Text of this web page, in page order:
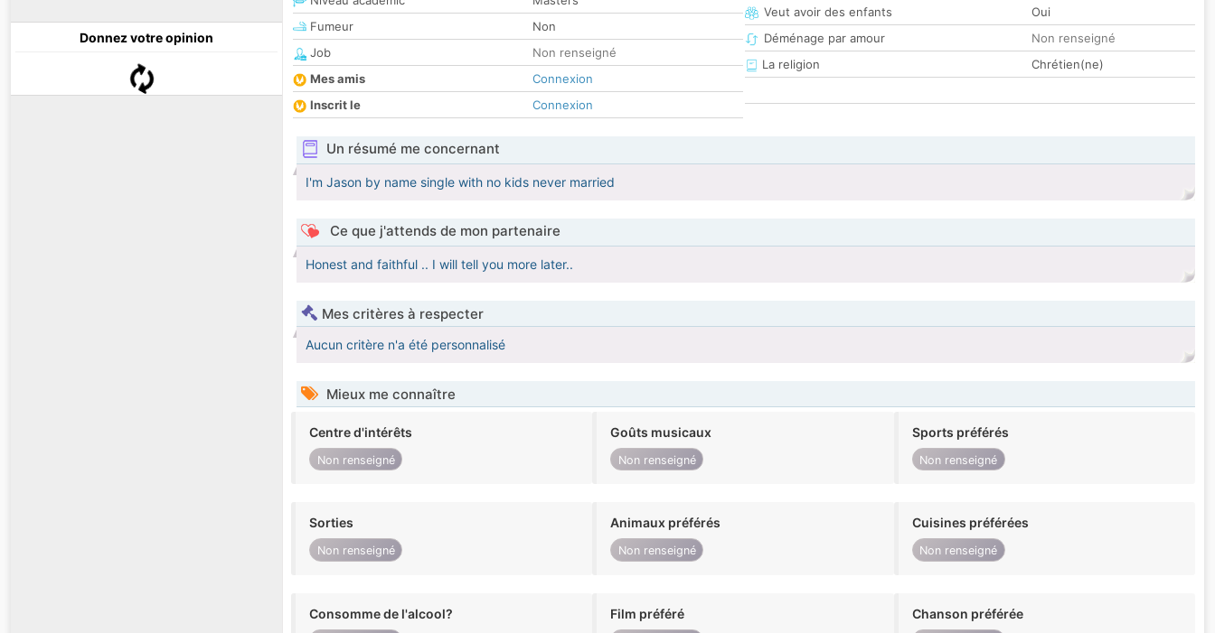
Donnez votre opinion
Fumeur
Non
Job
Non renseigné
Mes amis
Connexion
Inscrit le
Connexion
Veut avoir des enfants
Oui
Déménage par amour
Non renseigné
La religion
Chrétien(ne)
Un résumé me concernant
I'm Jason by name single with no kids never married
Ce que j'attends de mon partenaire
Honest and faithful .. I will tell you more later..
Mes critères à respecter
Aucun critère n'a été personnalisé
Mieux me connaître
Centre d'intérêts
Non renseigné
Goûts musicaux
Non renseigné
Sports préférés
Non renseigné
Sorties
Non renseigné
Animaux préférés
Non renseigné
Cuisines préférées
Non renseigné
Consomme de l'alcool? Film préféré Chanson préférée